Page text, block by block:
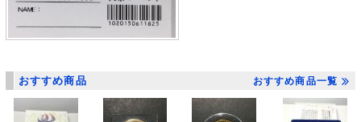
おすすめ商品 おすすめ商品一覧